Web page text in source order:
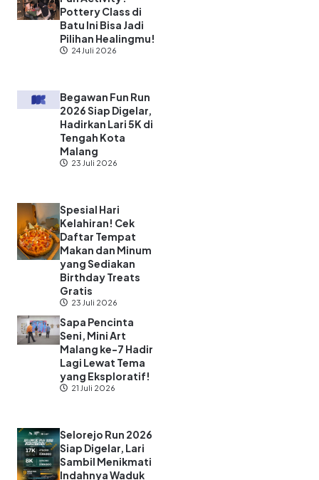
Lagi Cari Weekend
Fun Activity?
Pottery Class di
24 Juli 2026
Begawan Fun Run
2026 Siap Digelar,
Hadirkan Lari 5K di
23 Juli 2026
Spesial Hari
Kelahiran! Cek
Daftar Tempat
Makan dan Minum
yang Sediakan
Birthday Treats
Gratis
23 Juli 2026
Sapa Pencinta
Seni, Mini Art
Malang ke-7 Hadir
21 Juli 2026